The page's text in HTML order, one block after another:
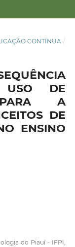
CONTÍNUA /
DE
PARA A
DE
ENSINO
do Piauí - IFPI,